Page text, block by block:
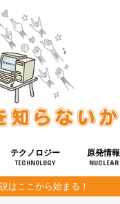
テクノロジー
TECHNOLOGY
健康
宇宙
原発情報
NUCLEAR
はここから始まる！